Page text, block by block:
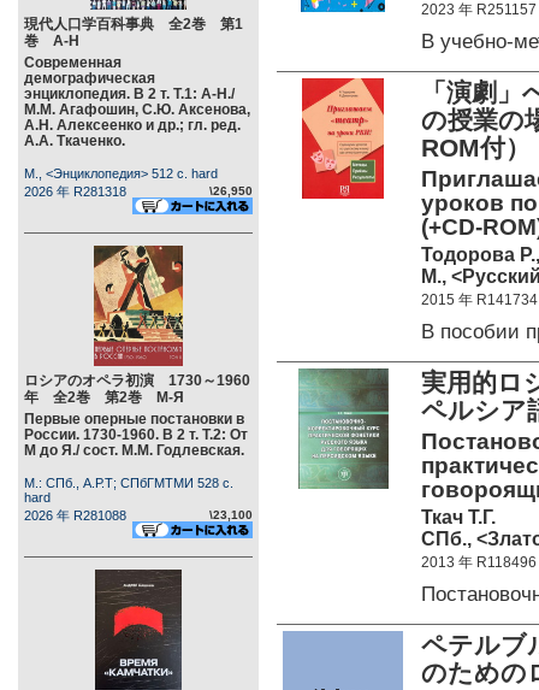
現代人口学百科事典 全2巻 第1
巻 А-Н
Современная
демографическая
энциклопедия. В 2 т. Т.1: А-Н./
М.М. Агафошин, С.Ю. Аксенова,
А.Н. Алексеенко и др.; гл. ред.
А.А. Ткаченко.
М., <Энциклопедия> 512 c. hard
2026 年 R281318
\26,950
ロシアのオペラ初演 1730～1960
年 全2巻 第2巻 М-Я
Первые оперные постановки в
России. 1730-1960. В 2 т. Т.2: От
М до Я./ сост. М.М. Годлевская.
М.: СПб., А.Р.Т; СПбГМТМИ 528 c.
hard
2026 年 R281088
\23,100
2023 年 R251157
В учебно-
「演劇
の授業の
ROM付）
уроков
(+CD-
Тодорова
М.,
2015 年 R141734
В пособии
実用的ロ
ペルシア
Ткач Т.Г.
СПб.,
2013 年 R118496
ペテルブ
のための